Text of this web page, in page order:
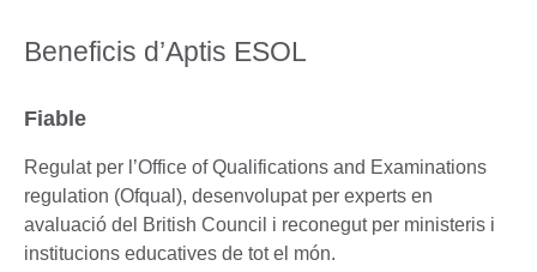
Beneficis d’Aptis ESOL
Fiable
Regulat per l’Office of Qualifications and Examinations
regulation (Ofqual), desenvolupat per experts en
avaluació del British Council i reconegut per ministeris i
institucions educatives de tot el món.